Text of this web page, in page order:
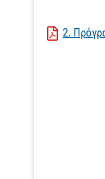
2.